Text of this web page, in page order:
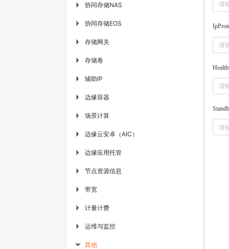
▶ 协同存储NAS
▶ 协同存储EOS
▶ 存储网关
▶ 存储卷
▶ 辅助IP
▶ 边缘容器
▶ 场景计算
▶ 边缘云安卓（AIC）
▶ 边缘应用托管
▶ 节点资源信息
▶ 带宽
▶ 计量计费
▶ 运维与监控
▶ 其他